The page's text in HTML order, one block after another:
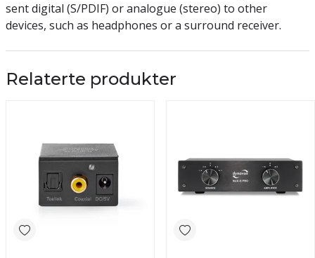
sent digital (S/PDIF) or analogue (stereo) to other
devices, such as headphones or a surround receiver.
Relaterte produkter